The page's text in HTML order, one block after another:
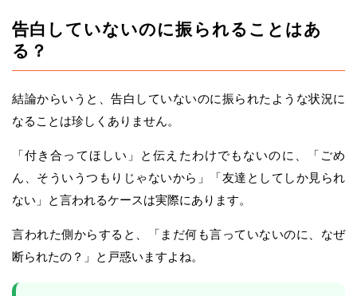
告白していないのに振られることはあ
る？
結論からいうと、告白していないのに振られたような状況に
なることは珍しくありません。
「付き合ってほしい」と伝えたわけでもないのに、「ごめ
ん、そういうつもりじゃないから」「友達としてしか見られ
ない」と言われるケースは実際にあります。
言われた側からすると、「まだ何も言っていないのに、なぜ
断られたの？」と戸惑いますよね。